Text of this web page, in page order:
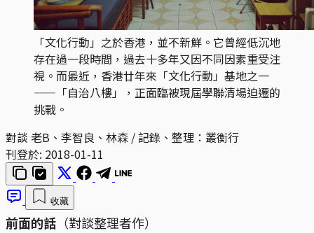
「文化行動」之於香港，並不新鮮。它曾經低沉地
存在過一段時間，過去十多年又因不同因素重受注
視。而最近，香港廿年來「文化行動」基地之一
——「自治八樓」，正面臨被現屆學聯清場迫遷的
挑戰。
對談 老B、李智良、林森 / 記錄、整理：叢衡行
刊登於: 2018-01-11
收藏
前面的話 （對談整理者作）